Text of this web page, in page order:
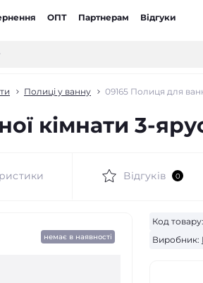
ОПТ Партнерам Відгуки
Полиці у ванну 09165 Полиця для
кімнати 3-
Відгуків 0
немає в наявності
Код товару:
Виробник: